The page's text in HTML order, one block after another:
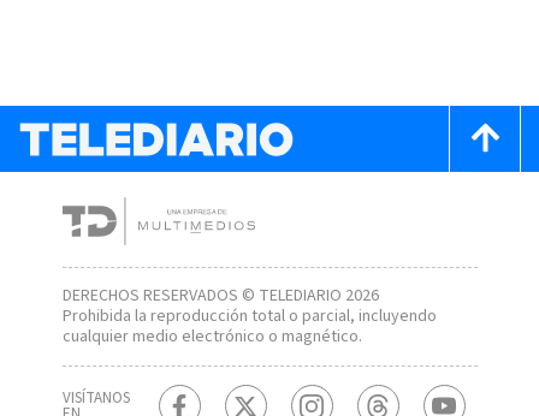
DERECHOS RESERVADOS © TELEDIARIO 2026
Prohibida la reproducción total o parcial, incluyendo
cualquier medio electrónico o magnético.
VISÍTANOS